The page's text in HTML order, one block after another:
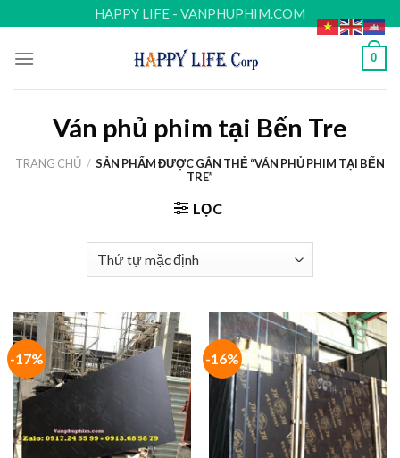
to
content
HAPPY LIFE - VANPHUPHIM.COM
0
Ván phủ phim tại Bến Tre
TRANG CHỦ / SẢN PHẨM ĐƯỢC GẮN THẺ “VÁN PHỦ PHIM TẠI BẾN
TRE”
LỌC
-17% -16%